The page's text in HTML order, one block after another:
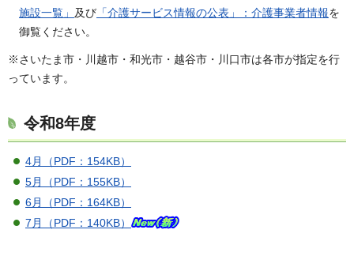
施設一覧」 及び 「介護サービス情報の公表」：介護事業者情報を
御覧ください。
※さいたま市・川越市・和光市・越谷市・川口市は各市が指定を行
っています。
令和8年度
4月（PDF：154KB）
5月（PDF：155KB）
6月（PDF：164KB）
7月（PDF：140KB）